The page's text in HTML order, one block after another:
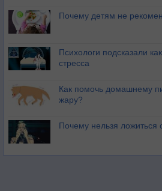
Почему детям не
Психологи подсказали
стресса
Как помочь домашнему
жару?
Почему нельзя ложиться